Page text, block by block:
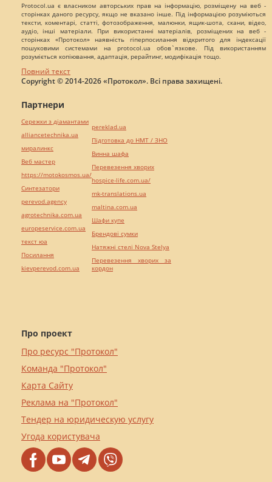
Protocol.ua є власником авторських прав на інформацію, розміщену на веб -
сторінках даного ресурсу, якщо не вказано інше. Під інформацією розуміються
тексти, коментарі, статті, фотозображення, малюнки, ящик-шота, скани, відео,
аудіо, інші матеріали. При використанні матеріалів, розміщених на веб -
сторінках «Протокол» наявність гіперпосилання відкритого для індексації
пошуковими системами на protocol.ua обов`язкове. Під використанням
розуміється копіювання, адаптація, рерайтинг, модифікація тощо.
Повний текст
Copyright © 2014-2026 «Протокол». Всі права захищені.
Про проект
Про ресурс "Протокол"
Команда "Протокол"
Карта Сайту
Реклама на "Протокол"
Тендер на юридическую услугу
Угода користувача
Партнери
Сережки з діамантами
alliancetechnika.ua
миралинкс
Веб мастер
https://motokosmos.ua/
Синтезатори
perevod.agency
agrotechnika.com.ua
europeservice.com.ua
текст юа
Посилання
kievperevod.com.ua
pereklad.ua
Підготовка до НМТ / ЗНО
Винна шафа
Перевезення хворих
hospice-life.com.ua/
mk-translations.ua
maltina.com.ua
Шафи купе
Брендові сумки
Натяжні стелі Nova Stelya
Перевезення хворих за
кордон